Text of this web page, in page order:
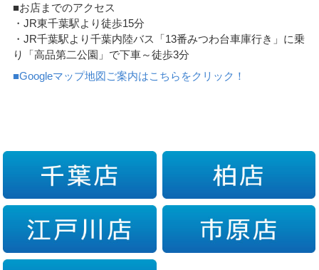
■お店までのアクセス
・JR東千葉駅より徒歩15分
・JR千葉駅より千葉内陸バス「13番みつわ台車庫行き」に乗
り「高品第二公園」で下車～徒歩3分
■Googleマップ地図ご案内はこちらをクリック！